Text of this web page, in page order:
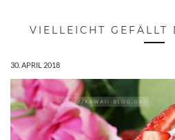
VIELLEICHT GEFÄLLT
30. APRIL 2018